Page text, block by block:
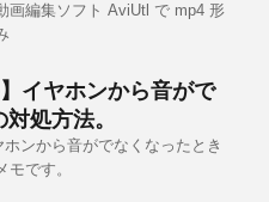
画編集ソフト AviUtl で mp4 形
イヤホンから音がで
処方法。
ンから音がでなくなったとき
です。